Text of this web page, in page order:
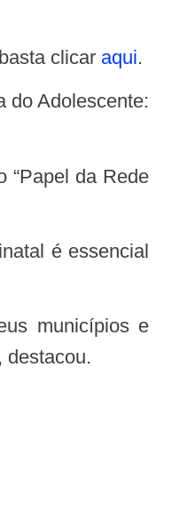
clicar aqui.
destacou.